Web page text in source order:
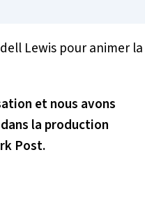
Lewis pour animer la
et nous avons
la production
Post.